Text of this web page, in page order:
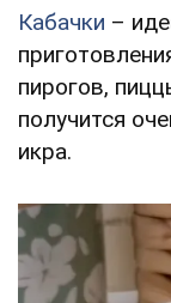
Кабачки –
пирогов,
получится
икра.